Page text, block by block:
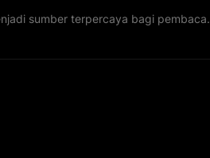
sumber terpercaya bagi pembaca.